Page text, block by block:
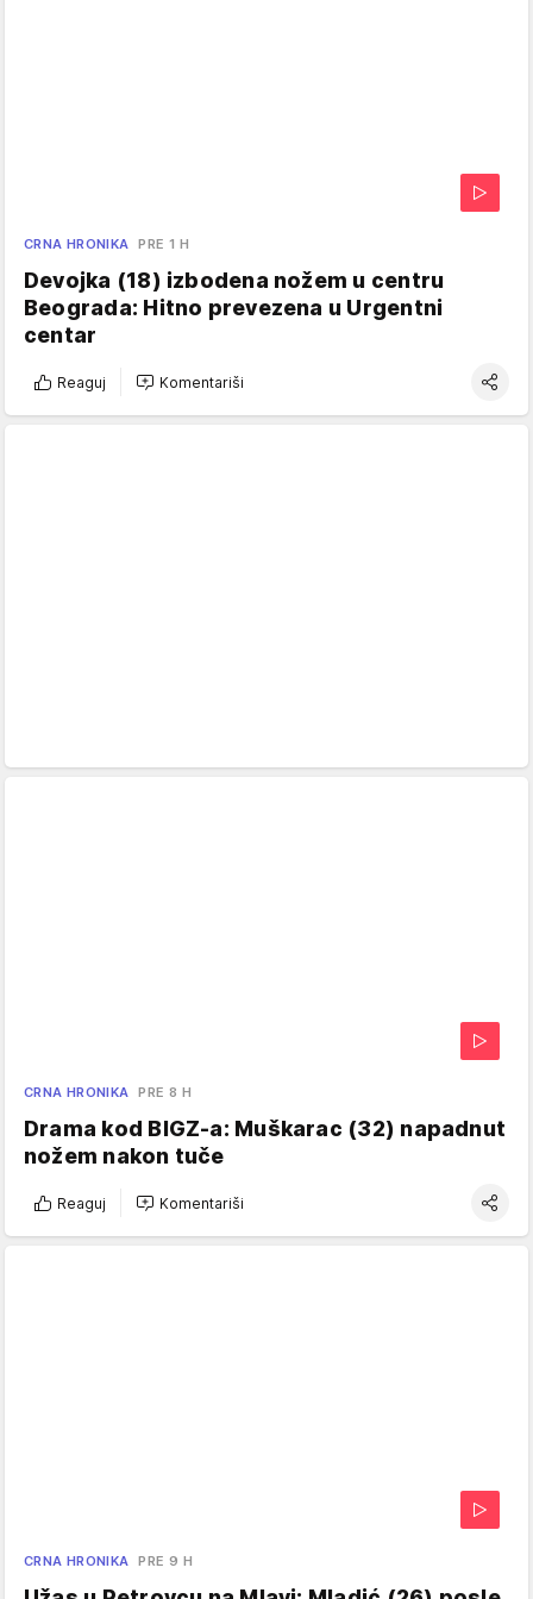
CRNA HRONIKA PRE 1 H
Devojka (18) izbodena nožem u centru
Beograda: Hitno prevezena u Urgentni
centar
Reaguj Komentariši
CRNA HRONIKA PRE 8 H
Drama kod BIGZ-a: Muškarac (32) napadnut
nožem nakon tuče
Reaguj Komentariši
CRNA HRONIKA PRE 9 H